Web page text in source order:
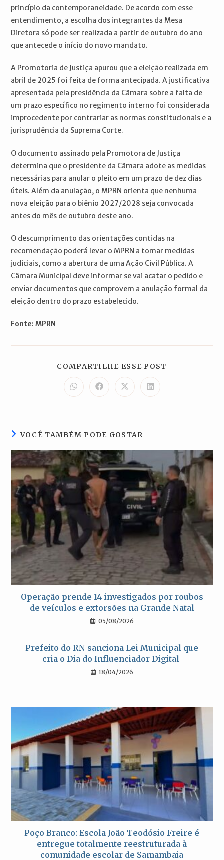
princípio da contemporaneidade. De acordo com esse
entendimento, a escolha dos integrantes da Mesa
Diretora só pode ser realizada a partir de outubro do ano
que antecede o início do novo mandato.
A Promotoria de Justiça apurou que a eleição realizada em
abril de 2025 foi feita de forma antecipada. A justificativa
apresentada pela presidência da Câmara sobre a falta de
um prazo específico no regimento interno foi considerada
improcedente por contrariar as normas constitucionais e a
jurisprudência da Suprema Corte.
O documento assinado pela Promotora de Justiça
determina que o presidente da Câmara adote as medidas
necessárias para anular o pleito em um prazo de dez dias
úteis. Além da anulação, o MPRN orienta que nenhuma
nova eleição para o biênio 2027/2028 seja convocada
antes do mês de outubro deste ano.
O descumprimento das orientações contidas na
recomendação poderá levar o MPRN a tomar medidas
judiciais, como a abertura de uma Ação Civil Pública. A
Câmara Municipal deve informar se vai acatar o pedido e
enviar documentos que comprovem a anulação formal da
eleição dentro do prazo estabelecido.
Fonte: MPRN
COMPARTILHE ESSE POST
Abre
em
nova
Abre
em
nova
Abre
em
nova
Abre
em
nova
VOCÊ TAMBÉM PODE GOSTAR
Operação prende 14 investigados por roubos
de veículos e extorsões na Grande Natal
05/08/2026
Prefeito do RN sanciona Lei Municipal que
cria o Dia do Influenciador Digital
18/04/2026
Poço Branco: Escola João Teodósio Freire é
entregue totalmente reestruturada à
comunidade escolar de Samambaia